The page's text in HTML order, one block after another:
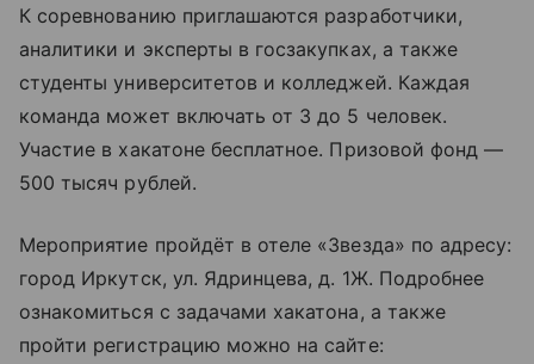
К соревнованию приглашаются разработчики,
аналитики и эксперты в госзакупках, а также
студенты университетов и колледжей. Каждая
команда может включать от 3 до 5 человек.
Участие в хакатоне бесплатное. Призовой фонд —
500 тысяч рублей.
Мероприятие пройдёт в отеле «Звезда» по адресу:
город Иркутск, ул. Ядринцева, д. 1Ж. Подробнее
ознакомиться с задачами хакатона, а также
пройти регистрацию можно на сайте: